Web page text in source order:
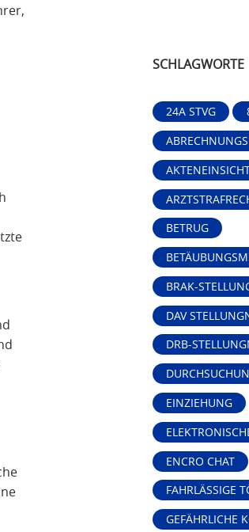
SCHLAGWORTE
24A STVG
BETRUG
BRAK-
DAV
DRB-
EINZIEHUNG
ENCRO CHAT
FAHRLÄSSIGE
GEFÄHRLICHE